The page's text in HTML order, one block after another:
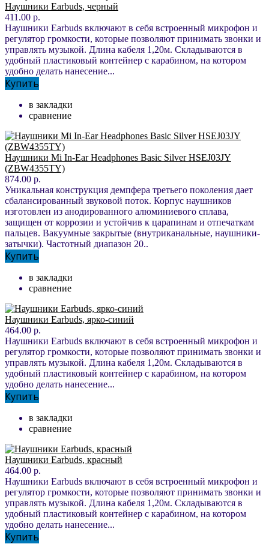
Наушники Earbuds, черный
411.00 р.
Наушники Earbuds включают в себя встроенный микрофон и
регулятор громкости, которые позволяют принимать звонки и
управлять музыкой. Длина кабеля 1,20м. Складываются в
удобный пластиковый контейнер с карабином, на котором
удобно делать нанесение...
Купить
в закладки
сравнение
Наушники Mi In-Ear Headphones Basic Silver HSEJ03JY
(ZBW4355TY)
874.00 р.
Уникальная конструкция демпфера третьего поколения дает
сбалансированный звуковой поток. Корпус наушников
изготовлен из анодированного алюминиевого сплава,
защищен от коррозии и устойчив к царапинам и отпечаткам
пальцев. Вакуумные закрытые (внутриканальные, наушники-
затычки). Частотный диапазон 20..
Купить
в закладки
сравнение
Наушники Earbuds, ярко-синий
464.00 р.
Наушники Earbuds включают в себя встроенный микрофон и
регулятор громкости, которые позволяют принимать звонки и
управлять музыкой. Длина кабеля 1,20м. Складываются в
удобный пластиковый контейнер с карабином, на котором
удобно делать нанесение...
Купить
в закладки
сравнение
Наушники Earbuds, красный
464.00 р.
Наушники Earbuds включают в себя встроенный микрофон и
регулятор громкости, которые позволяют принимать звонки и
управлять музыкой. Длина кабеля 1,20м. Складываются в
удобный пластиковый контейнер с карабином, на котором
удобно делать нанесение...
Купить